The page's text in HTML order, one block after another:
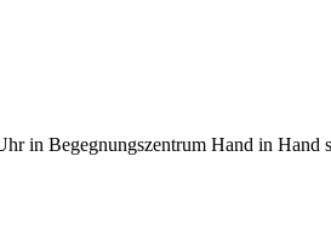
in Begegnungszentrum Hand in Hand